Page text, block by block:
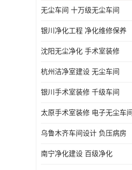
无尘车间 十万级无尘车间
银川净化工程 净化维修保养
沈阳无尘净化 手术室装修
杭州洁净室建设 无尘车间
银川手术室装修 千级车间
太原手术室装修 电子无尘车间
乌鲁木齐车间设计 负压病房
南宁净化建设 百级净化